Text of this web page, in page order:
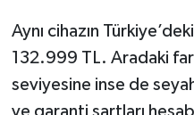
Aynı cihazın
132.999 TL. Aradaki
seviyesine inse de